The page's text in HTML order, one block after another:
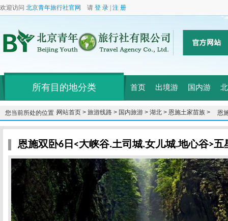
欢迎访问 北京青年旅行社官网 请 登 录 注 册
所有目的地分类 首页 出境游 国内游
您当前所处的位置：网站首页 > 旅游线路 > 国内旅游 > 湖北 > 恩施土家苗族 >
恩
1晚
恩施双卧6日<大峡谷.土司城.女儿城.地心谷>